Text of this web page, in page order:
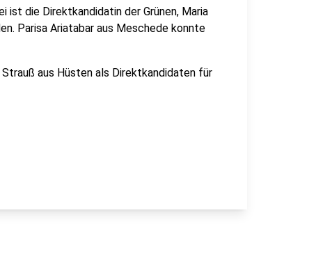
die Direktkandidatin der Grünen, Maria
Parisa Ariatabar aus Meschede konnte
aus Hüsten als Direktkandidaten für